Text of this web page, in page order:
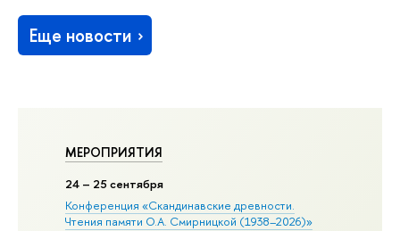
МЕРОПРИЯТИЯ
24 – 25 сентября
Конференция «Скандинавские древности.
Чтения памяти О.А. Смирницкой (1938–2026)»
Еще новости